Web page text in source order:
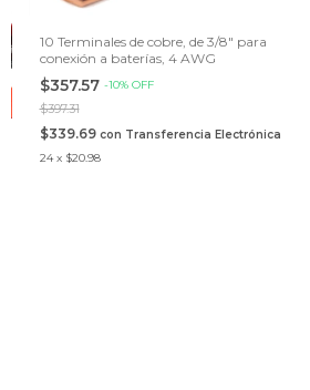
10 Terminales de cobre, de 3/8" para
conexión a baterías, 4 AWG
$357.57 -10% OFF
$397.31
$339.69 con Transferencia Electrónica
24 x $20.98